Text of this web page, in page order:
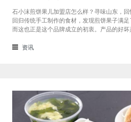
石小沫煎饼果儿加盟店怎么样？寻味山东，
回归传统手工制作的食材，发现煎饼果子满
而这也正是这个品牌成立的初衷。产品的好
儿加盟怎么样？适不适合加盟？能赚钱吗？下
资讯